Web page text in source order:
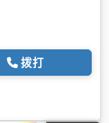
拨打